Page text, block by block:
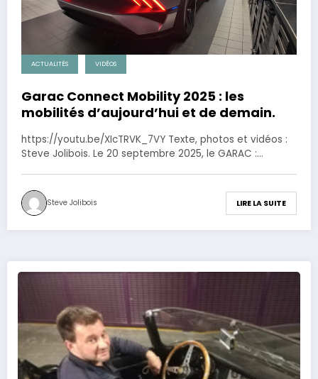
ACTUALITÉS VIDÉOS
Garac Connect Mobility 2025 : les
mobilités d’aujourd’hui et de demain.
https://youtu.be/XIcTRVK_7VY Texte, photos et vidéos :
Steve Jolibois. Le 20 septembre 2025, le GARAC :…
Steve Jolibois LIRE LA SUITE